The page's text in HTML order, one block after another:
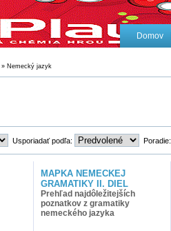
Domov
» Nemecký jazyk
Usporiadať podľa: Poradie:
MAPKA NEMECKEJ
GRAMATIKY II. DIEL
Prehľad najdôležitejších
poznatkov z gramatiky
nemeckého jazyka